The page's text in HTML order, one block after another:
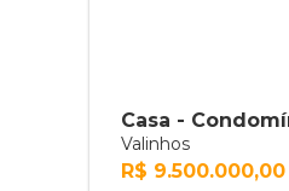
Casa -
Valinhos
R$ 9.500.000,00